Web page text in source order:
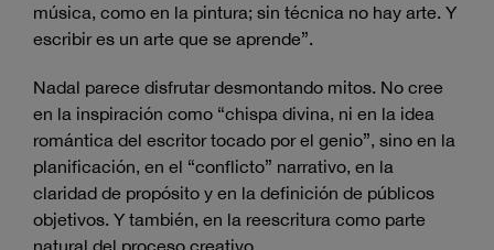
música, como en la pintura; sin técnica no hay arte. Y
escribir es un arte que se aprende”.
Nadal parece disfrutar desmontando mitos. No cree
en la inspiración como “chispa divina, ni en la idea
romántica del escritor tocado por el genio”, sino en la
planificación, en el “conflicto” narrativo, en la
claridad de propósito y en la definición de públicos
objetivos. Y también, en la reescritura como parte
natural del proceso creativo.